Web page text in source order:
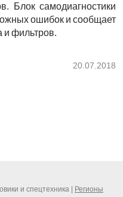
Блок самодиагностики
ошибок и сообщает
и фильтров.
20.07.2018
и спецтехника | Регионы